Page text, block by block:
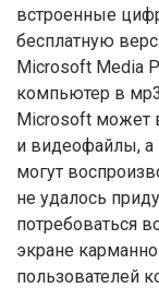
встроенные
бесплатную
Microsoft Media
компьютер в
Microsoft может
и видеофайлы, а
могут
не удалось
потребоваться
экране
пользователей